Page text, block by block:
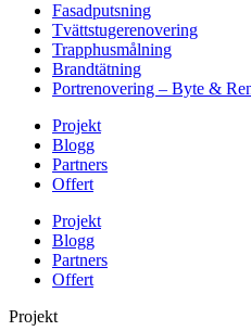
Fasadputsning
Tvättstugerenovering
Trapphusmålning
Brandtätning
Portrenovering – Byte &
Projekt
Blogg
Partners
Offert
Projekt
Blogg
Partners
Offert
Projekt